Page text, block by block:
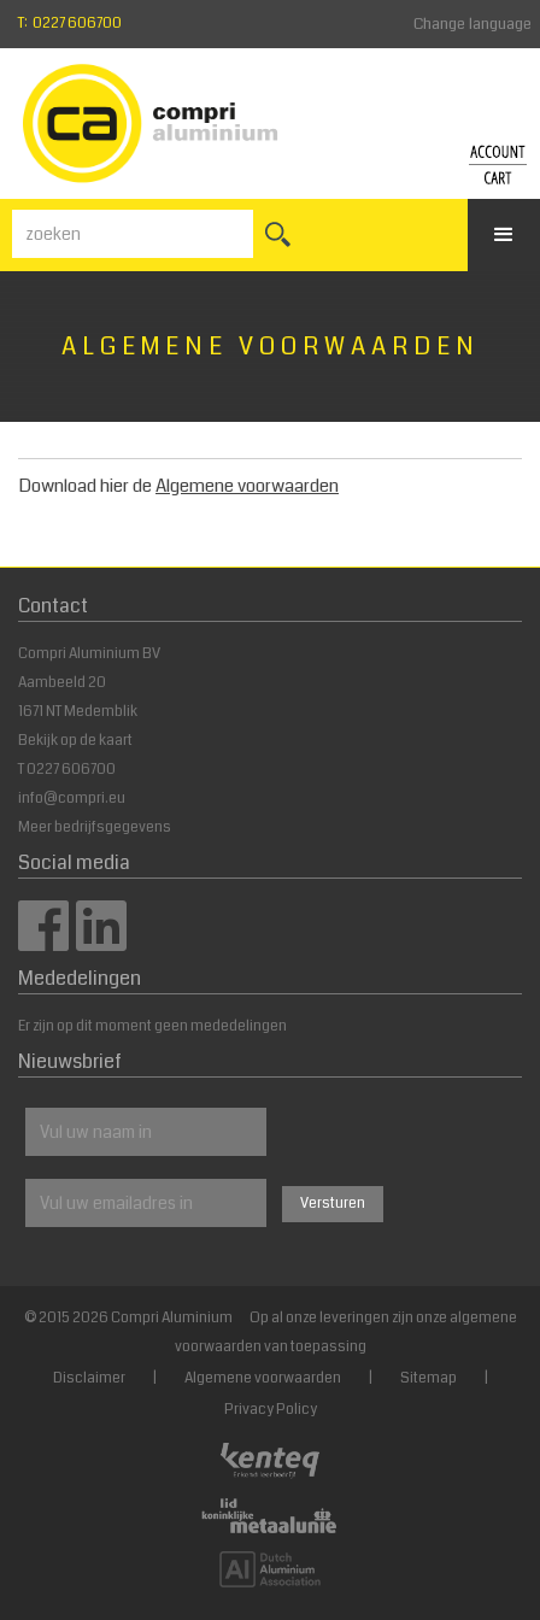
Change language
T: 0227 606700
Inloggen
ALGEMENE VOORWAARDEN
Download hier deAlgemene voorwaarden
Contact
Compri Aluminium BV
Aambeeld 20
1671 NT Medemblik
Bekijk op de kaart
T0227 606700
info@compri.eu
Meer bedrijfsgegevens
Social media
Mededelingen
Er zijn op dit moment geen mededelingen
Nieuwsbrief
© 2015 2026 Compri Aluminium Op al onze leveringen zijn onze algemene
voorwaarden van toepassing
Disclaimer
Algemene voorwaarden Sitemap
Privacy Policy